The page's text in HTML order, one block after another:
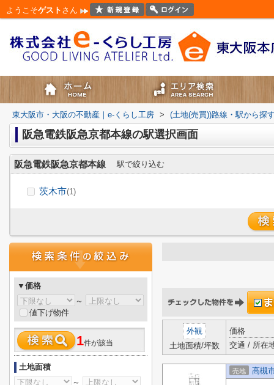
ようこそゲスト さん
東大阪市・大阪の不動産｜e-くらし工房 > (土地(売買))路線・駅から探
阪急電鉄阪急京都本線の駅選択画面
阪急電鉄阪急京都本線 駅で絞り込む
茨木市(1)
外観
土地面積/坪数
価格
交通 / 所在
売地 高槻
▼価格
～
値下げ物件
1件が該当
土地面積
～